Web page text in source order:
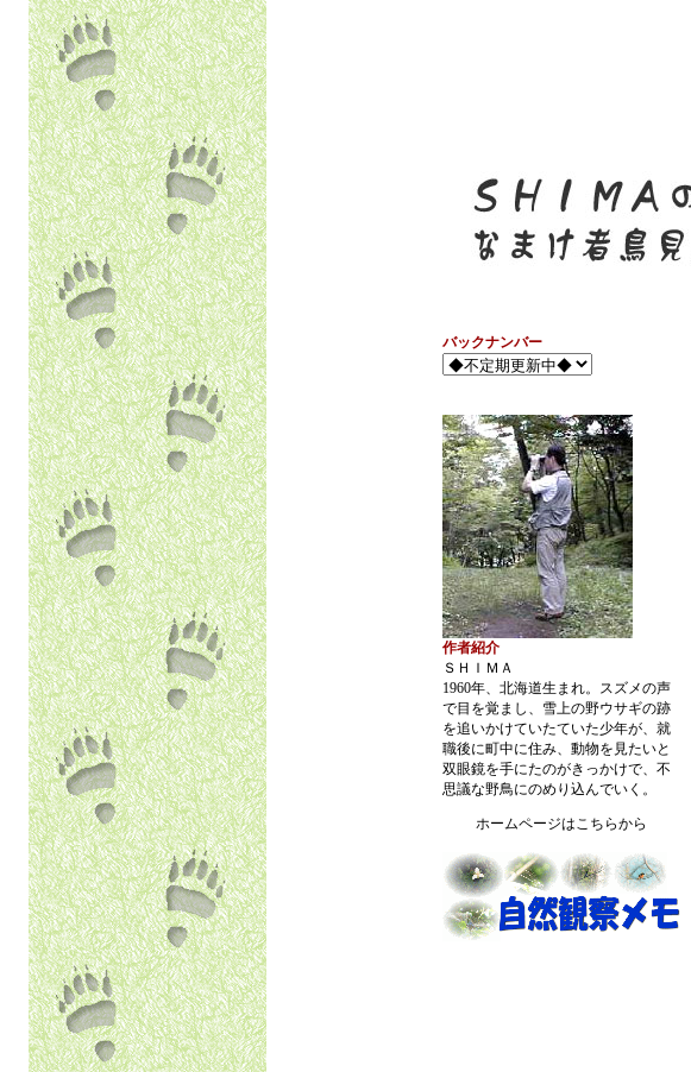
バックナンバー
作者紹介
ＳＨＩＭＡ
1960年、北海道生まれ。スズメの声
で目を覚まし、雪上の野ウサギの跡
を追いかけていたていた少年が、就
職後に町中に住み、動物を見たいと
双眼鏡を手にたのがきっかけで、不
思議な野鳥にのめり込んでいく。
ホームページはこちらから